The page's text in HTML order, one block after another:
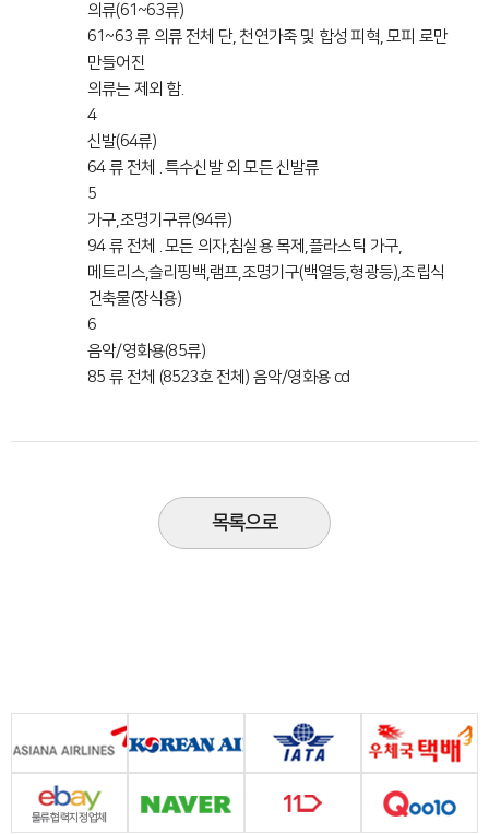
의류(61~63류)
61~63 류 의류 전체 단, 천연가죽 및 합성 피혁, 모피 로만
만들어진
의류는 제외 함.
4
신발(64류)
64 류 전체 . 특수신발 외 모든 신발류
5
가구,조명기구류(94류)
94 류 전체 . 모든 의자,침실용 목제,플라스틱 가구,
메트리스,슬리핑백,램프,조명기구(백열등,형광등),조립식
건축물(장식용)
6
음악/영화용(85류)
85 류 전체 (8523호 전체) 음악/영화용 cd
목록으로